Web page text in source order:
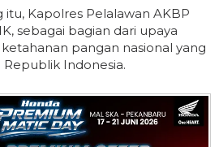
Kapolres Pelalawan AKBP
sebagai bagian dari upaya
pangan nasional yang
Indonesia.